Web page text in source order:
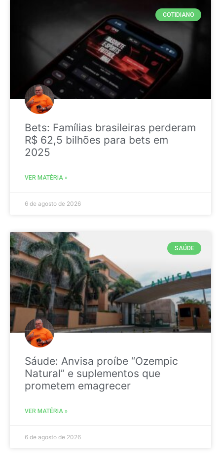
COTIDIANO
Bets: Famílias brasileiras perderam
R$ 62,5 bilhões para bets em
2025
VER MATÉRIA »
6 de agosto de 2026
SAÚDE
Sáude: Anvisa proíbe “Ozempic
Natural” e suplementos que
prometem emagrecer
VER MATÉRIA »
6 de agosto de 2026